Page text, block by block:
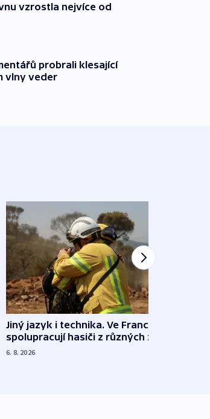
vzrostla nejvíce od
probrali klesající
vlny veder
Jiný jazyk i technika. Ve Francii
spolupracují hasiči z různých zemí
6. 8. 2026